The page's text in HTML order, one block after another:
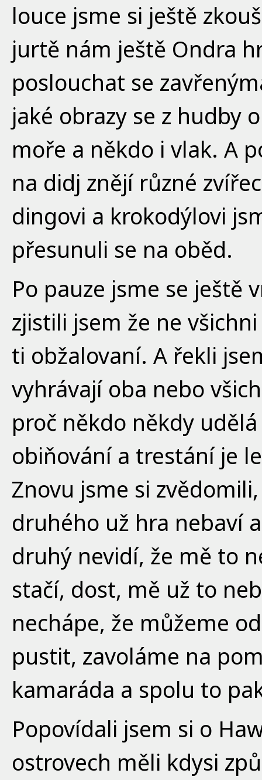
louce jsme si ještě
jurtě nám ještě Ondra
poslouchat se
jaké obrazy se z hudby
moře a někdo i vlak. A
na didj znějí různé
dingovi a krokodýlovi
přesunuli se na oběd.
Po pauze jsme se ještě
zjistili jsem že ne
ti obžalovaní. A řekli
vyhrávají oba nebo
proč někdo někdy
obiňování a trestání je
Znovu jsme si
druhého už hra nebaví
druhý nevidí, že mě to
stačí, dost, mě už to
nechápe, že můžeme
pustit, zavoláme na
kamaráda a spolu to
Popovídali jsem si o
ostrovech měli kdysi